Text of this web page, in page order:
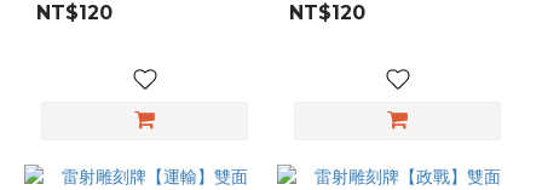
NT$120 NT$120